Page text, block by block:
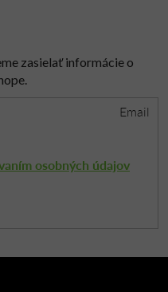
zasielať informácie o
Email
osobných údajov